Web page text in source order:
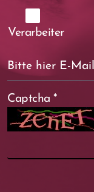
Verarbeiter
Captcha *